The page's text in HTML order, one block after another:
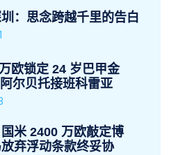
：思念跨越千里的告白
欧锁定 24 岁巴甲金
尔贝托接班科雷亚
米 2400 万欧敲定博
弃浮动条款终妥协